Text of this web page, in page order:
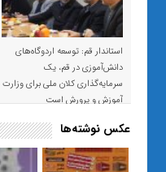
استاندار قم: توسعه اردوگاه‌های
دانش‌آموزی در قم، یک
سرمایه‌گذاری کلان ملی برای وزارت
آموزش و پرورش است
عکس نوشته‌ها